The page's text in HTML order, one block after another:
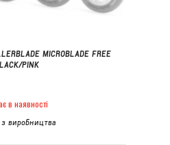
MICROBLADE FREE
PINK
в наявності
виробництва